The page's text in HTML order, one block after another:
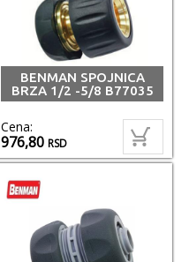
BENMAN SPOJNICA
BRZA 1/2 -5/8 B77035
Cena:
976,80RSD